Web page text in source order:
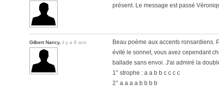
présent. Le message est passé
Gilbert Nancy, il y a 8 ans
Beau poème aux accents ronsardiens.
évité le sonnet, vous avez cependant
ballade sans envoi. J'ai admiré la
1° strophe : a a b b c c c c
2° a a a a b b b b